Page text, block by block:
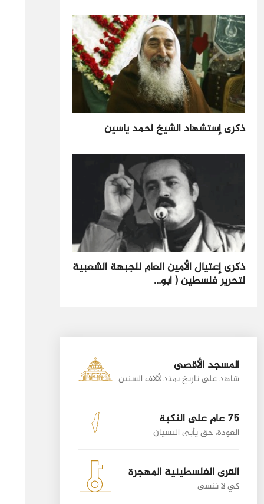
ذكرى إستشهاد الشيخ أحمد ياسين
ذكرى إعتيال الأمين العام للجبهة الشعبية
لتحرير فلسطين ( أبو...
المسجد الأقصى
شاهد على تاريخ يمتد لألاف السنين
75 عام على النكبة
العودة، حق يأبى النسيان
القرى الفلسطينية المهجرة
كي لا ننسى